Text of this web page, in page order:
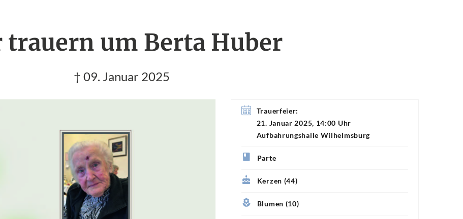
trauern um Berta Huber
† 09. Januar 2025
Trauerfeier:
21. Januar 2025, 14:00 Uhr
Aufbahrungshalle Wilhelmsburg
Parte
Kerzen (44)
Blumen (10)